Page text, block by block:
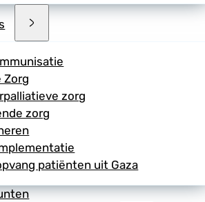
Zorg
zorg
zorg
patiënten uit Gaza
>> Lees meer over de
Deel dit bericht via: